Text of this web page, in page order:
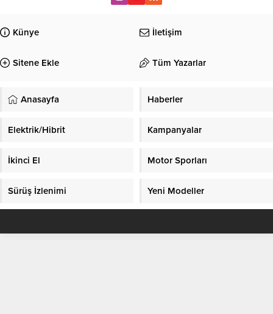
Künye İletişim
Sitene Ekle Tüm Yazarlar
Anasayfa Haberler
Elektrik/Hibrit Kampanyalar
İkinci El Motor Sporları
Sürüş İzlenimi Yeni Modeller